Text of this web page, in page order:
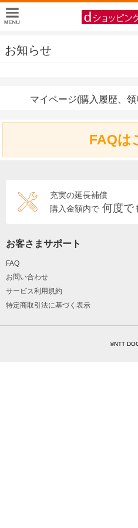
お知らせ
マイページ(購入履歴、
FAQは
充実の延長補償
購入金額内で 何度で
お客さまサポート
FAQ
お問い合わせ
サービス利用規約
特定商取引法に基づく表示
©NTT